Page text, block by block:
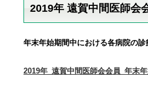
2019年 遠賀中間医師会
年末年始期間中における各病院の診
2019年_遠賀中間医師会会員_年末